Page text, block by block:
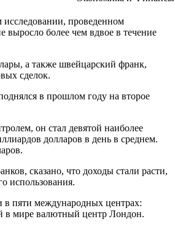
проведенном
выросло более чем вдвое в течение
а также швейцарский франк,
сделок.
в прошлом году на второе
он стал девятой наиболее
долларов в день в среднем.
сказано, что доходы стали расти,
использования.
в пяти международных центрах:
в мире валютный центр Лондон.